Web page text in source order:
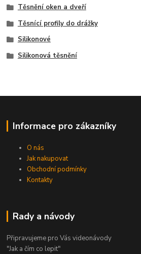
Těsnění oken a dveří
Těsnící profily do drážky
Silikonové
Silikonová těsnění
Informace pro zákazníky
O nás
Jak nakupovat
Obchodní podmínky
Kontakty
Rady a návody
Připravujeme pro Vás videonávody
"Jak a čím co lepit"